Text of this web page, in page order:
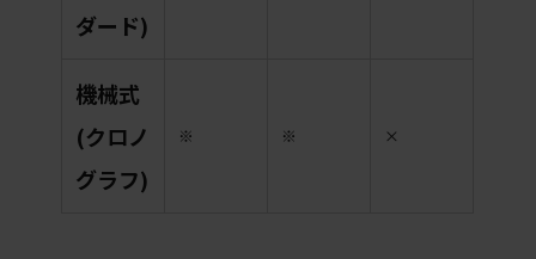
ダード)
機械式
(クロノ
グラフ)
※ ※ ×